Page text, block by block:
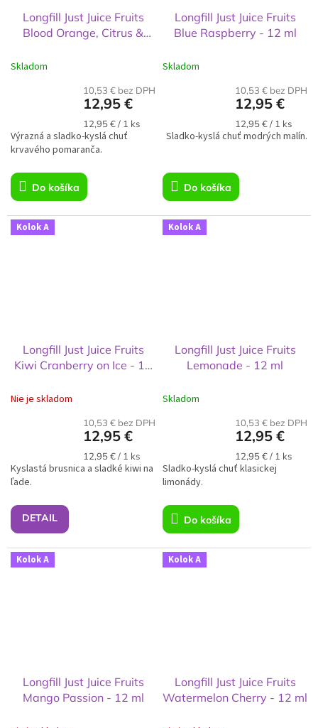
Longfill Just Juice Fruits
Blood Orange, Citrus &
Skladom
10,53 € bez DPH
12,95 €
Jednotková
cena:
12,95 € / 1 ks
Do košíka
Výrazná a sladko-kyslá chuť
krvavého pomaranča.
Longfill Just Juice Fruits
Blue Raspberry - 12 ml
Skladom
10,53 € bez DPH
12,95 €
Jednotková
cena:
12,95 € / 1 ks
Do košíka
Sladko-kyslá chuť modrých malín.
Kolok A
Longfill Just Juice Fruits
Kiwi Cranberry on Ice - 12
Nie je skladom
10,53 € bez DPH
12,95 €
Jednotková
cena:
12,95 € / 1 ks
DETAIL
Kyslastá brusnica a sladké kiwi na
ľade.
Kolok A
Longfill Just Juice Fruits
Lemonade - 12 ml
Skladom
10,53 € bez DPH
12,95 €
Jednotková
cena:
12,95 € / 1 ks
Do košíka
Sladko-kyslá chuť klasickej
limonády.
Kolok A
Longfill Just Juice Fruits
Mango Passion - 12 ml
Kolok A
Longfill Just Juice Fruits
Watermelon Cherry - 12 ml